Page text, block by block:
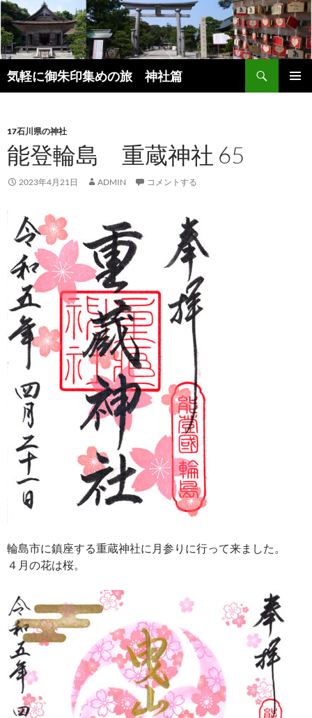
コ
ン
テ
ン
ツ
へ
プ
気軽に御朱印集めの旅 神社篇
索
17石川県の神社
能登輪島 重蔵神社 65
2023年4月21日 ADMIN コメントする
輪島市に鎮座する重蔵神社に月参りに行って来ました。
４月の花は桜。